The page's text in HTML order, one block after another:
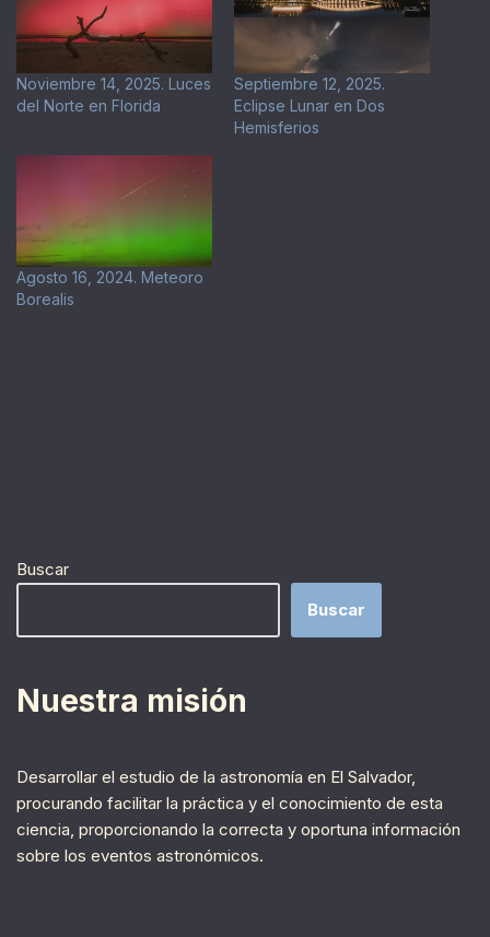
Noviembre 14, 2025. Luces
del Norte en Florida
Septiembre 12, 2025.
Eclipse Lunar en Dos
Hemisferios
Agosto 16, 2024. Meteoro
Borealis
Buscar
Buscar
Nuestra misión
Desarrollar el estudio de la astronomía en El Salvador,
procurando facilitar la práctica y el conocimiento de esta
ciencia, proporcionando la correcta y oportuna información
sobre los eventos astronómicos.